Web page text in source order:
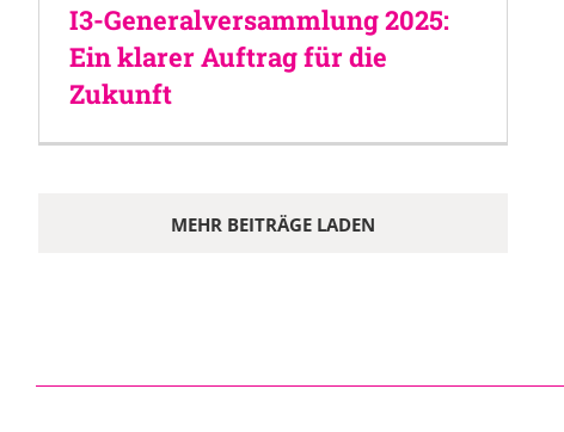
I3-Generalversammlung 2025:
Ein klarer Auftrag für die
Zukunft
MEHR BEITRÄGE LADEN